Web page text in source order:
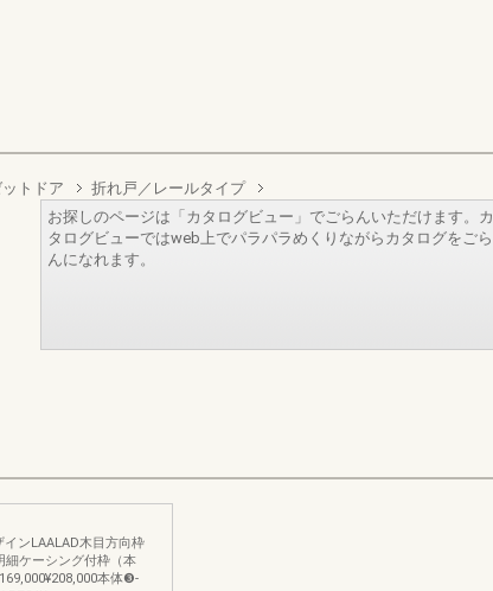
トドア 折れ戸／レールタイプ
お探しのページは「カタログビュー」でごらんいただけます。カ
タログビューではweb上でパラパラめくりながらカタログをごら
んになれます。
ンLAALAD木目方向枠
細ケーシング付枠（本
本体❸-